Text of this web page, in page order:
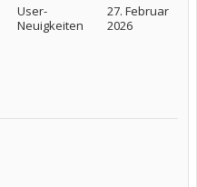
User-
Neuigkeiten
27. Februar
2026